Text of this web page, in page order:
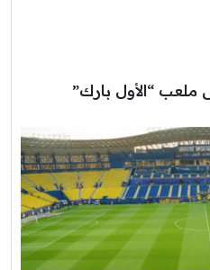
ملعب “الأول بارك”